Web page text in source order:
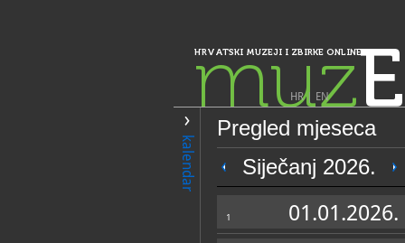
HRVATSKI MUZEJI I ZBIRKE ONLINE
muz
HR| EN
kalendar
Pregled mjeseca
Siječanj 2026.
1 01.01.2026.
PRETRAŽIVANJE
Istra, Kvarner, Gorski kotar i Lika
Etnografski
etnografico